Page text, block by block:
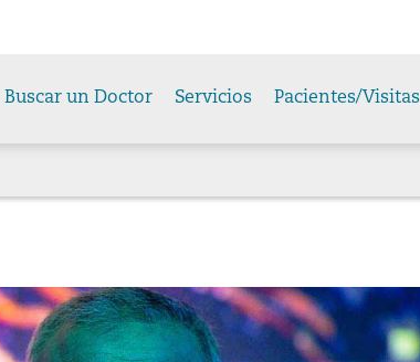
Buscar un Doctor Servicios Pacientes/Visitas